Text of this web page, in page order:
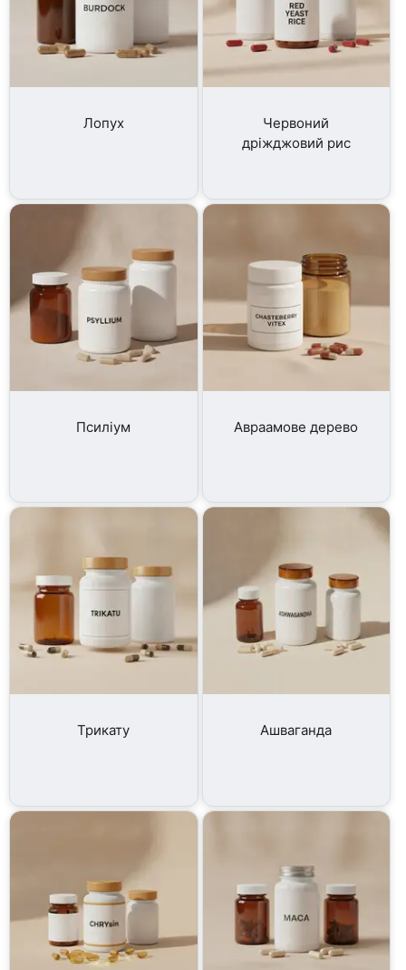
Лопух
Червоний
дріжджовий рис
Псиліум Авраамове дерево
Трикату Ашваганда